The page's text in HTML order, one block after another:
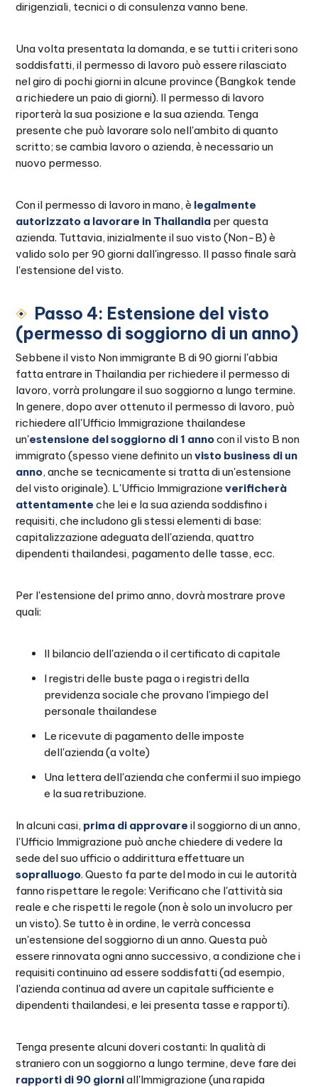
dirigenziali, tecnici o di consulenza vanno bene.
Una volta presentata la domanda, e se tutti i criteri sono
soddisfatti, il permesso di lavoro può essere rilasciato
nel giro di pochi giorni in alcune province (Bangkok tende
a richiedere un paio di giorni). Il permesso di lavoro
riporterà la sua posizione e la sua azienda. Tenga
presente che può lavorare solo nell'ambito di quanto
scritto; se cambia lavoro o azienda, è necessario un
nuovo permesso.
Con il permesso di lavoro in mano, è legalmente
autorizzato a lavorare in Thailandia per questa
azienda. Tuttavia, inizialmente il suo visto (Non-B) è
valido solo per 90 giorni dall'ingresso. Il passo finale sarà
l'estensione del visto.
Passo 4: Estensione del visto
(permesso di soggiorno di un anno)
Sebbene il visto Non immigrante B di 90 giorni l'abbia
fatta entrare in Thailandia per richiedere il permesso di
lavoro, vorrà prolungare il suo soggiorno a lungo termine.
In genere, dopo aver ottenuto il permesso di lavoro, può
richiedere all'Ufficio Immigrazione thailandese
un'estensione del soggiorno di 1 annocon il visto B non
immigrato (spesso viene definito unvisto business di un
anno, anche se tecnicamente si tratta di un'estensione
del visto originale). L'Ufficio Immigrazioneverificherà
attentamenteche lei e la sua azienda soddisfino i
requisiti, che includono gli stessi elementi di base:
capitalizzazione adeguata dell'azienda, quattro
dipendenti thailandesi, pagamento delle tasse, ecc.
Per l'estensione del primo anno, dovrà mostrare prove
quali:
Il bilancio dell'azienda o il certificato di capitale
I registri delle buste paga o i registri della
previdenza sociale che provano l'impiego del
personale thailandese
Le ricevute di pagamento delle imposte
dell'azienda (a volte)
Una lettera dell'azienda che confermi il suo impiego
e la sua retribuzione.
In alcuni casi, prima di approvare il soggiorno di un anno,
l'Ufficio Immigrazione può anche chiedere di vedere la
sede del suo ufficio o addirittura effettuare un
sopralluogo. Questo fa parte del modo in cui le autorità
fanno rispettare le regole: Verificano che l'attività sia
reale e che rispetti le regole (non è solo un involucro per
un visto). Se tutto è in ordine, le verrà concessa
un'estensione del soggiorno di un anno. Questa può
essere rinnovata ogni anno successivo, a condizione che i
requisiti continuino ad essere soddisfatti (ad esempio,
l'azienda continua ad avere un capitale sufficiente e
dipendenti thailandesi, e lei presenta tasse e rapporti).
Tenga presente alcuni doveri costanti: In qualità di
straniero con un soggiorno a lungo termine, deve fare dei
rapporti di 90 giorniall'Immigrazione (una rapida